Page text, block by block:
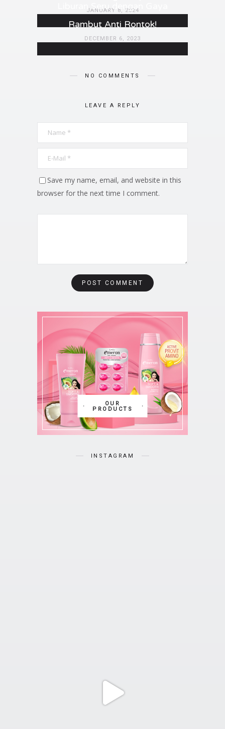
JANUARY 8, 2024
Liburan Seru dengan Gaya
Rambut Anti Rontok!
DECEMBER 6, 2023
NO COMMENTS
LEAVE A REPLY
Save my name, email, and website in this
browser for the next time I comment.
OUR
PRODUCTS
INSTAGRAM